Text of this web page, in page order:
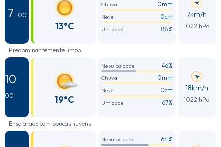
7 : 00
13°C
Chuva 0mm
Neve 0cm
Umidade 88%
7km/h
1022 hPa
Predominantemente limpo
10 :
00
19°C
Nebulosidade 46%
Chuva 0mm
Neve 0cm
Umidade 67%
18km/h
1022 hPa
Ensolarado com poucas nuvens
Nebulosidade 64%